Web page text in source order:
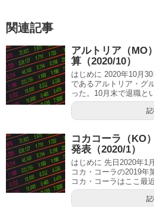
関連記事
アルトリア（MO
算（2020/10）
はじめに 2020年10月
であるアルトリア・グ
った。10月末で退職と
記
コカコーラ（KO
発表（2020/1）
はじめに 先日2020年1
コカ・コーラの2019年
コカ・コーラはここ最
記